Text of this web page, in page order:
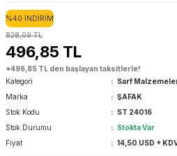
%40 İNDİRİM
828,09 TL
496,85 TL
*496,85 TL den başlayan taksitlerle!
Kategori
Sarf
Marka
ŞAFAK
Stok Kodu
ST 24016
Stok Durumu
Stokta Var
Fiyat
14,50 USD +